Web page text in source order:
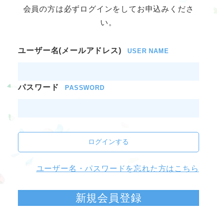
会員の方は必ずログインをしてお申込みくださ
い。
ユーザー名(メールアドレス) USER NAME
パスワード PASSWORD
ログインする
ユーザー名・パスワードを忘れた方はこちら
新規会員登録